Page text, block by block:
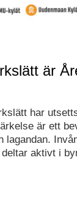
är
har
är ett
lagandan.
aktivt i